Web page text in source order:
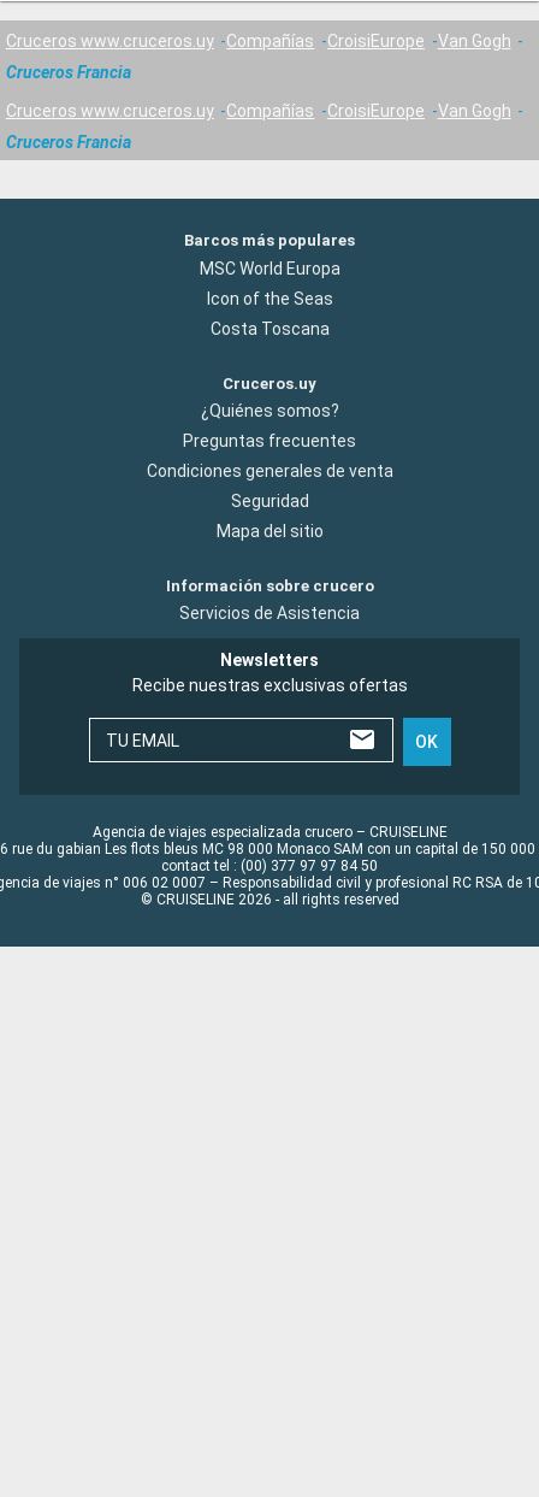
Cruceros www.cruceros.uy Compañías CroisiEurope
Van Gogh
Cruceros Francia
Cruceros www.cruceros.uy Compañías CroisiEurope
Van Gogh
Cruceros Francia
Barcos más populares
MSC World Europa
Icon of the Seas
Costa Toscana
Cruceros.uy
¿Quiénes somos?
Preguntas frecuentes
Condiciones generales de venta
Seguridad
Mapa del sitio
Información sobre crucero
Servicios de Asistencia
Newsletters
Recibe nuestras exclusivas ofertas
TU EMAIL OK
Agencia de viajes especializada crucero – CRUISELINE
rue du gabian Les flots bleus MC 98 000 Monaco SAM con un capital de 150 000
contact tel : (00) 377 97 97 84 50
de viajes n° 006 02 0007 – Responsabilidad civil y profesional RC RSA de
© CRUISELINE 2026 - all rights reserved